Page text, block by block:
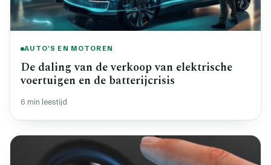
AUTO'S EN MOTOREN
De daling van de verkoop van elektrische
voertuigen en de batterijcrisis
6 min leestijd